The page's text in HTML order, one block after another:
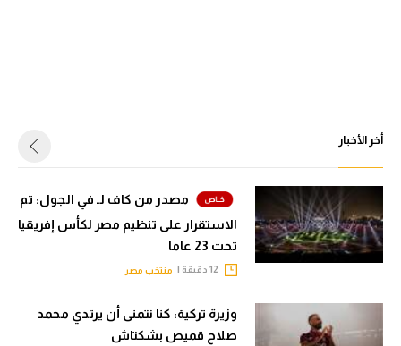
أخر الأخبار
مصدر من كاف لـ في الجول: تم
الاستقرار على تنظيم مصر لكأس إفريقيا
تحت 23 عاما
منتخب مصر
وزيرة تركية: كنا نتمنى أن يرتدي محمد
صلاح قميص بشكتاش